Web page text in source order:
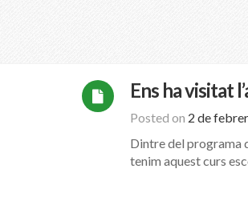
Ens ha visitat
Posted on 2 de
Dintre del programa
tenim aquest curs